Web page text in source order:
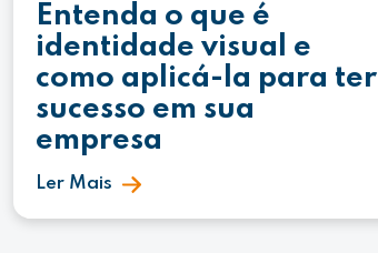
Entenda o que é
identidade visual e
como aplicá-la para ter
sucesso em sua
empresa
Ler Mais